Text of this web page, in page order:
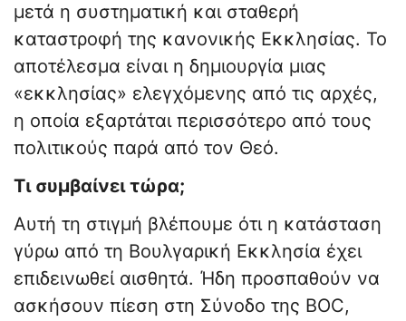
μετά η συστηματική και σταθερή
καταστροφή της κανονικής Εκκλησίας. Το
αποτέλεσμα είναι η δημιουργία μιας
«εκκλησίας» ελεγχόμενης από τις αρχές,
η οποία εξαρτάται περισσότερο από τους
πολιτικούς παρά από τον Θεό.
Τι συμβαίνει τώρα;
Αυτή τη στιγμή βλέπουμε ότι η κατάσταση
γύρω από τη Βουλγαρική Εκκλησία έχει
επιδεινωθεί αισθητά. Ήδη προσπαθούν να
ασκήσουν πίεση στη Σύνοδο της BOC,